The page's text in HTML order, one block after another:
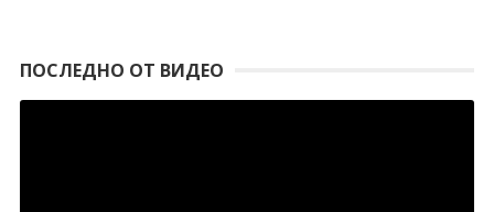
ПОСЛЕДНО ОТ ВИДЕО